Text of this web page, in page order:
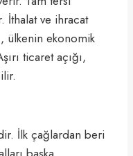
İthalat ve ihracat
ülkenin ekonomik
ticaret açığı,
İlk çağlardan beri